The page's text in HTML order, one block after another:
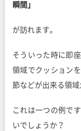
瞬間」
が訪れます。
そういった時に即
領域でクッション
節などが出来る領域
これは一つの例で
いでしょうか？